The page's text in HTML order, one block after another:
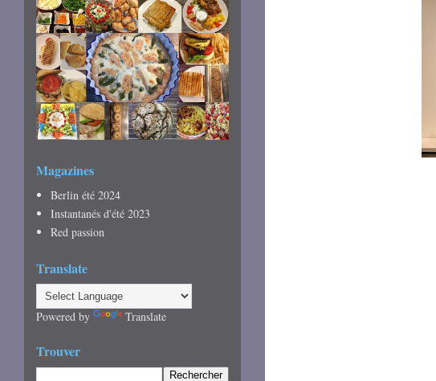
Magazines
Berlin été 2024
Instantanés d'été 2023
Red passion
Translate
Powered by Translate
Trouver